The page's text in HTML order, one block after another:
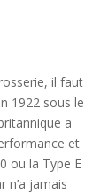
il faut
1922 sous le
a
et
ou la Type E
n’a jamais